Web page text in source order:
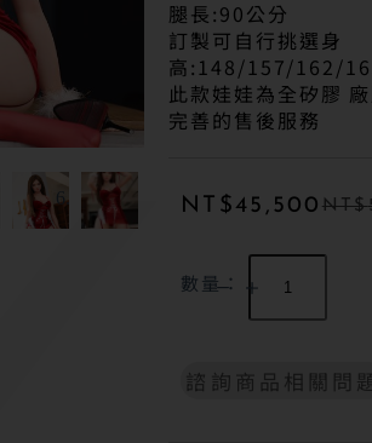
腿長:90公分
訂製可自行挑選身
高:148/157/162/
此款娃娃為全矽膠
完善的售後服務
NT$
NT$ 45,500
數量：
諮詢商品相關問